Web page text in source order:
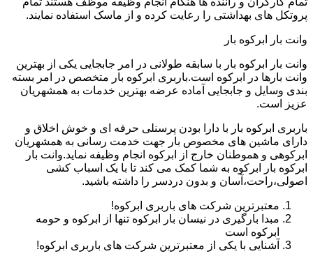
پروتکل های بهداشتی را رعایت کرده و از ماسک استفاده نمایند.
وانت بار ابرکوه بار
وانت بار ابرکوه بار با سابقه طولانی در امر جابجایی یکی از بهترین
وانت بارها در ابرکوه است.باربری ابرکوه بار متخصص در امر بسته
بندی وسایل و جابجایی آماده عرضه بهترین خدمات به همشهریان
عزیز است.
باربری ابرکوه بار با دارا بودن پرسنلی حرفه ای و خوش اخلاق و
دارای ماشین های مخصوص بار جهت خدمت رسانی به همشهریان
ابرکوهی و هموطنان خارج از ابرکوه انجام وظیفه نماید.وانت بار
ابرکوه بار ابرکوه به شما کمک می کند تا با یک اسباب کشی
اصولی،راحت،آسان و بدون دردسر را داشته باشید.
معتبرترین شرکت های باربری ابرکوه!
مبدا بارگیری در نیسان بار ابرکوه تنها از ابرکوه و حومه
ابرکوه است
آشنایی با یکی از معتبرترین شرکت های باربری ابرکوه!